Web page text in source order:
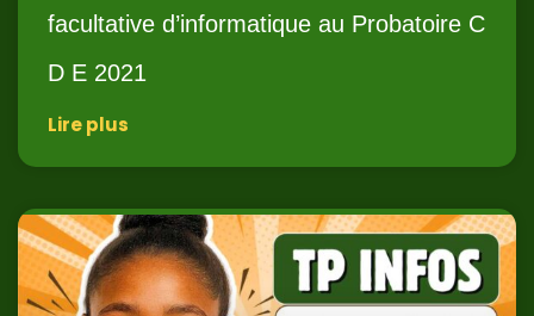
facultative d’informatique au Probatoire C
D E 2021
Lire plus